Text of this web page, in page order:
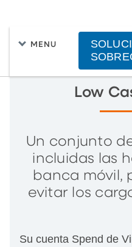
MENU
Low
Un conjunto
incluidas las
banca móvil,
evitar los
Su cuenta Spend de